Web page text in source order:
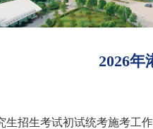
2026年
生招生考试初试统考施考工